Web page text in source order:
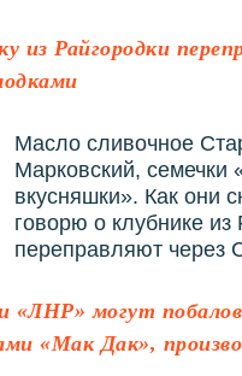
из Райгородки
Масло сливочное
Марковский, семечки
вкусняшки». Как они
говорю о клубнике из
переправляют через
могут
«Мак Дак»,